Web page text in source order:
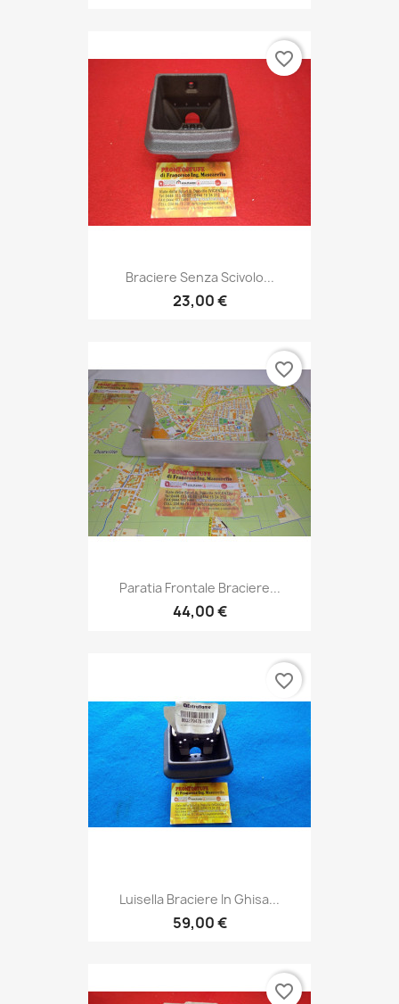
Braciere Senza Scivolo...
23,00 €
favorite_border
Paratia Frontale Braciere...
44,00 €
favorite_border
Luisella Braciere In Ghisa...
59,00 €
favorite_border
favorite_border